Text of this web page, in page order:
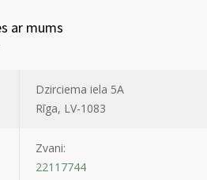
ar mums
Dzirciema iela 5A
Rīga, LV-1083
Zvani:
22117744